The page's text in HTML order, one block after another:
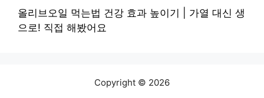
올리브오일 먹는법 건강 효과 높이기 | 가열 대신 생
으로! 직접 해봤어요
Copyright © 2026